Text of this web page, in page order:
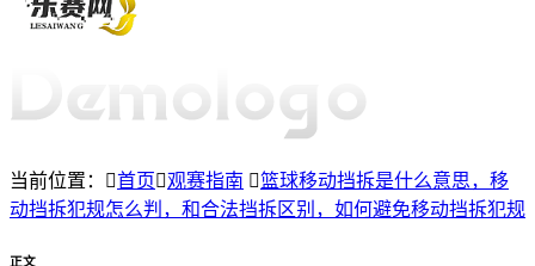
当前位置： 首页 观赛指南
篮球移动挡拆是什么意思，移
动挡拆犯规怎么判，和合法挡拆区别，如何避免移动挡拆犯规
正文